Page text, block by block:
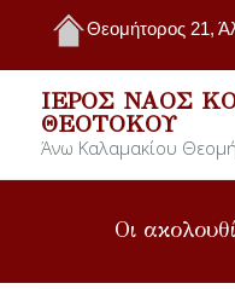
Θεομήτορος 21,
ΙΕΡΌΣ ΝΑΌΣ
ΘΕΟΤΌΚΟΥ
Άνω Καλαμακίου
Οι